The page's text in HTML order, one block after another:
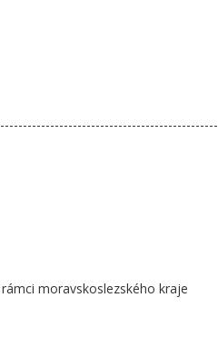
moravskoslezského kraje